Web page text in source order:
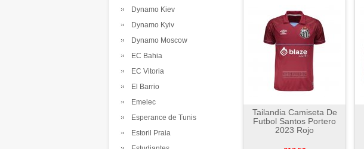
Dynamo Kiev
Dynamo Kyiv
Dynamo Moscow
EC Bahia
EC Vitoria
El Barrio
Emelec
Esperance de Tunis
Estoril Praia
Tailandia Camiseta De
Futbol Santos Portero
2023 Rojo